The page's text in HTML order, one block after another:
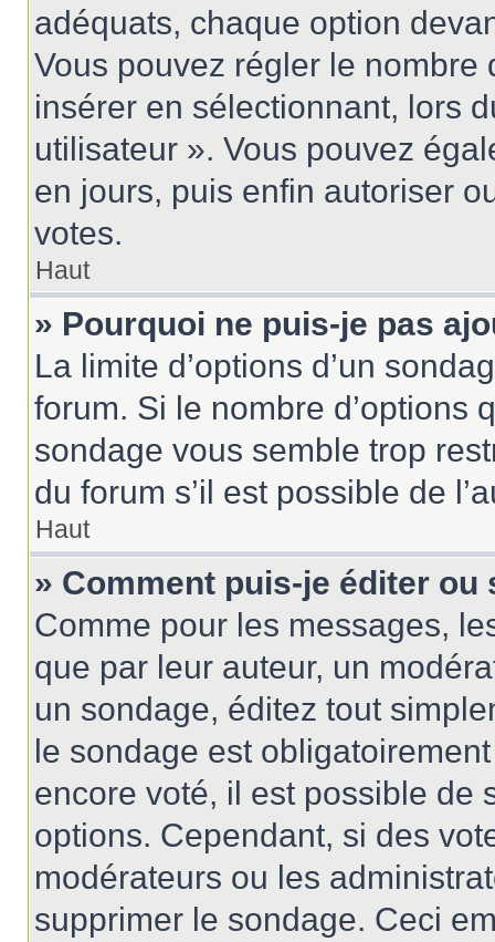
adéquats, chaque option
Vous pouvez régler le nombre
insérer en sélectionnant, lors
utilisateur ». Vous pouvez
en jours, puis enfin autoriser
votes.
Haut
» Pourquoi ne puis-je pas
La limite d’options d’un
forum. Si le nombre d’options
sondage vous semble trop
du forum s’il est possible de
Haut
» Comment puis-je éditer
Comme pour les messages,
que par leur auteur, un
un sondage, éditez tout
le sondage est
encore voté, il est possible de
options. Cependant, si des
modérateurs ou les
supprimer le sondage. Ceci